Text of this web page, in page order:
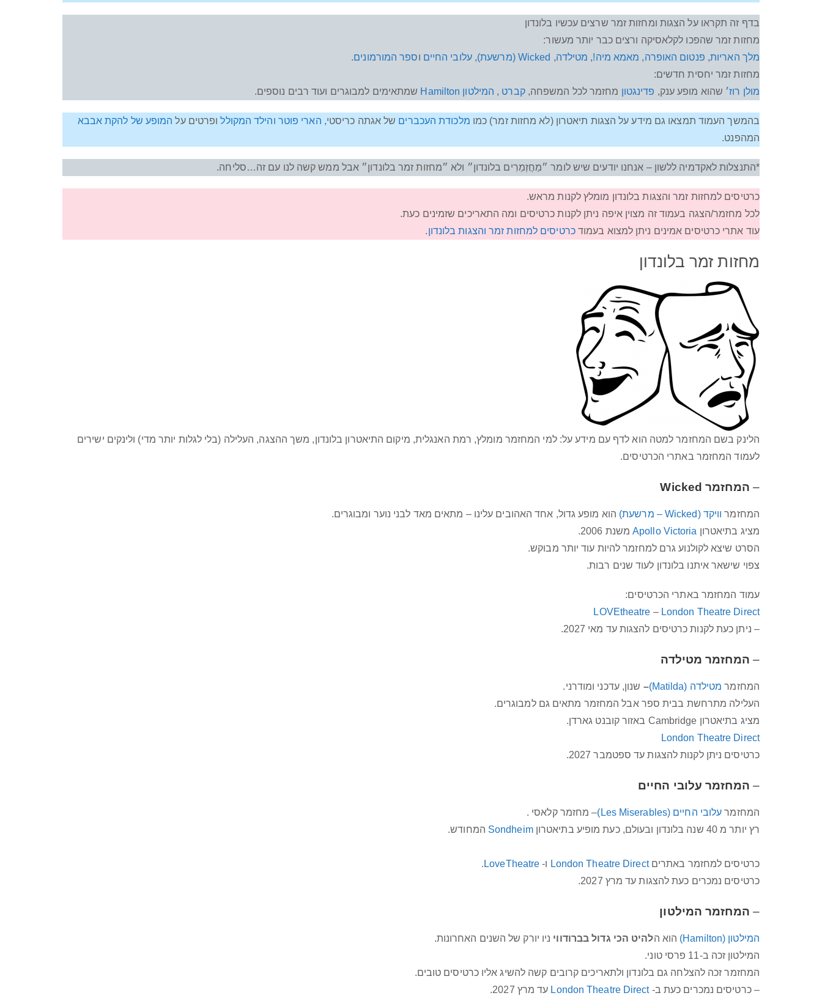
בדף זה תקראו על הצגות ומחזות זמר שרצים עכשיו בלונדון
מחזות זמר שהפכו לקלאסיקה ורצים כבר יותר מעשור:
מלך האריות, פנטום האופרה, מאמא מיה!, מטילדה, Wicked (מרשעת) ,עלובי החיים וספר המורמונים.
מחזות זמר יחסית חדשים:
מולן רוז׳ שהוא מופע ענק, פדינגטון מחזמר לכל המשפחה,קברט , המילטון Hamilton שמתאימים למבוגרים ועוד רבים נוספים.
בהמשך העמוד תמצאו גם מידע על הצגות תיאטרון (לא מחזות זמר) כמו מלכודת העכברים של אגתה כריסטי, הארי פוטר והילד המקוללופרטים על המופע של להקת אבבא
המהפנט.
*התנצלות לאקדמיה ללשון – אנחנו יודעים שיש לומר ״מַחֲזְמֵרִים בלונדון״ ולא ״מחזות זמר בלונדון״ אבל ממש קשה לנו עם זה…סליחה.
כרטיסים למחזות זמר והצגות בלונדון מומלץ לקנות מראש.
לכל מחזמר/הצגה בעמוד זה מצוין איפה ניתן לקנות כרטיסים ומה התאריכים שזמינים כעת.
עוד אתרי כרטיסים אמינים ניתן למצוא בעמודכרטיסים למחזות זמר והצגות בלונדון.
מחזות זמר בלונדון
הלינק בשם המחזמר למטה הוא לדף עם מידע על: למי המחזמר מומלץ, רמת האנגלית, מיקום התיאטרון בלונדון, משך ההצגה, העלילה (בלי לגלות יותר מדי) ולינקים ישירים
לעמוד המחזמר באתרי הכרטיסים.
– המחזמר Wicked
המחזמר וויקד (Wicked – מרשעת)
הוא מופע גדול, אחד האהובים עלינו – מתאים מאד לבני נוער ומבוגרים.
מציג בתיאטרון Apollo Victoriaמשנת 2006.
הסרט שיצא לקולנוע גרם למחזמר להיות עוד יותר מבוקש.
צפוי שישאר איתנו בלונדון לעוד שנים רבות.
עמוד המחזמר באתרי הכרטיסים:
LOVEtheatre – London Theatre Direct
– ניתן כעת לקנות כרטיסים להצגות עד מאי 2027.
– המחזמר מטילדה
המחזמר מטילדה (Matilda) – שנון, עדכני ומודרני.
העלילה מתרחשת בבית ספר אבל המחזמר מתאים גם למבוגרים.
מציג בתיאטרון Cambridge באזור קובנט גארדן.
London Theatre Direct
כרטיסים ניתן לקנות להצגות עד ספטמבר 2027.
– המחזמר עלובי החיים
המחזמר עלובי החיים (Les Miserables)
– מחזמר קלאסי .
רץ יותר מ 40 שנה בלונדון ובעולם, כעת מופיע בתיאטרון
Sondheim המחודש.
כרטיסים למחזמר באתריםLondon Theatre Direct ו- LoveTheatre
.
כרטיסים נמכרים כעת להצגות עד מרץ 2027.
– המחזמר המילטון
המילטון (Hamilton) הוא הלהיט הכי גדול בברודווי ניו יורק של השנים האחרונות.
המילטון זכה ב-11 פרסי טוני.
המחזמר זכה להצלחה גם בלונדון ולתאריכים קרובים קשה להשיג אליו כרטיסים טובים.
– כרטיסים נמכרים כעת ב-London Theatre Direct עד מרץ 2027.